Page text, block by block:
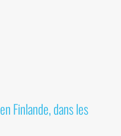
Finlande, dans les